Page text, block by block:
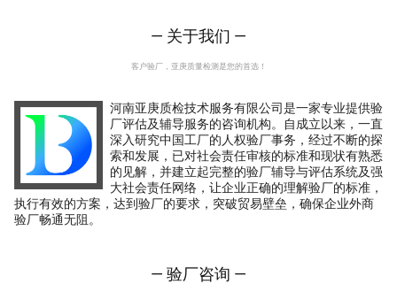
— 关于我们 —
客户验厂，亚庚质量检测是您的首选！
河南亚庚质检技术服务有限公司是一家专业提供验
厂评估及辅导服务的咨询机构。自成立以来，一直
深入研究中国工厂的人权验厂事务，经过不断的探
索和发展，已对社会责任审核的标准和现状有熟悉
的见解，并建立起完整的验厂辅导与评估系统及强
大社会责任网络，让企业正确的理解验厂的标准，
执行有效的方案，达到验厂的要求，突破贸易壁垒，确保企业外商
验厂畅通无阻。
— 验厂咨询 —